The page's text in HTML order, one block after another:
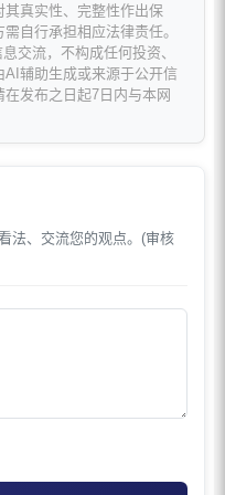
其真实性、完整性作出保
自行承担相应法律责任。
交流，不构成任何投资、
辅助生成或来源于公开信
发布之日起7日内与本网
法、交流您的观点。(审核